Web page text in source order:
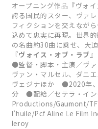
オープニング作品『ヴォ
誇る国民的スター、ヴァ
フィクションを交えなが
込めて忠実に再現。世界
の名曲約30曲に乗せ、大
『ヴォイス・オブ・ラブ』
●監督・脚本・主演／ヴ
ヴァン・マルセル、ダニ
ヴェジナほか ●2020年
分 ●配給／セテラ・イ
Productions/Gaumont/
l’huile/Pcf Aline Le Film
leroy